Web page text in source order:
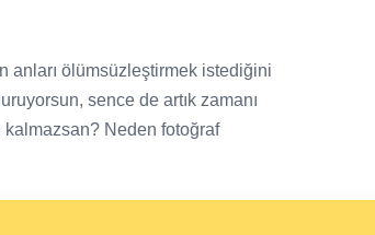
anları ölümsüzleştirmek istediğini
sence de artık zamanı
kalmazsan? Neden fotoğraf